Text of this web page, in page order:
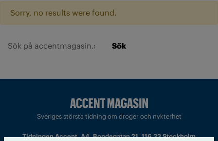
Sorry, no results were found.
Sök
Sveriges största tidning om droger och nykterhet
Tidningen Accent, A4, Bondegatan 21, 116 33 Stockholm